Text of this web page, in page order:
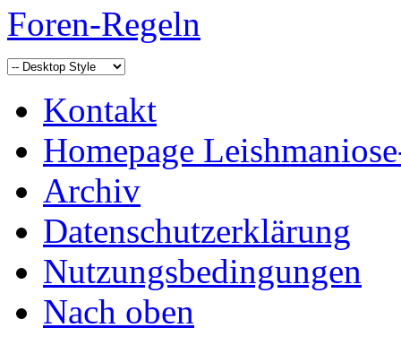
Foren-Regeln
Kontakt
Homepage
Archiv
Datenschutzerklärung
Nutzungsbedingungen
Nach oben